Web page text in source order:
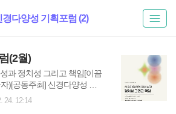
경다양성 기획포럼 (2)
(2월)
과 정치성 그리고 책임[이끔
)[공동주최] 신경다양성 지
양인 운동언어 다시쓰기 모
[일시] 2026년 2월 25일 오
24. 12:14